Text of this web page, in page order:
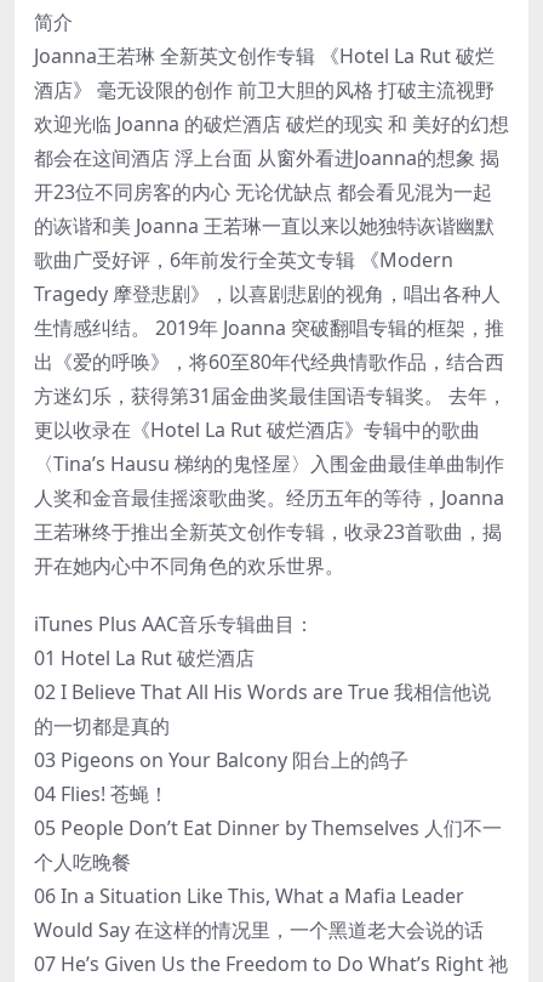
简介
Joanna王若琳 全新英文创作专辑 《Hotel La Rut 破烂
酒店》 毫无设限的创作 前卫大胆的风格 打破主流视野
欢迎光临 Joanna 的破烂酒店 破烂的现实 和 美好的幻想
都会在这间酒店 浮上台面 从窗外看进Joanna的想象 揭
开23位不同房客的内心 无论优缺点 都会看见混为一起
的诙谐和美 Joanna 王若琳一直以来以她独特诙谐幽默
歌曲广受好评，6年前发行全英文专辑 《Modern
Tragedy 摩登悲剧》，以喜剧悲剧的视角，唱出各种人
生情感纠结。 2019年 Joanna 突破翻唱专辑的框架，推
出《爱的呼唤》，将60至80年代经典情歌作品，结合西
方迷幻乐，获得第31届金曲奖最佳国语专辑奖。 去年，
更以收录在《Hotel La Rut 破烂酒店》专辑中的歌曲
〈Tina’s Hausu 梯纳的鬼怪屋〉入围金曲最佳单曲制作
人奖和金音最佳摇滚歌曲奖。经历五年的等待，Joanna
王若琳终于推出全新英文创作专辑，收录23首歌曲，揭
开在她内心中不同角色的欢乐世界。
iTunes Plus AAC音乐专辑曲目：
01 Hotel La Rut 破烂酒店
02 I Believe That All His Words are True 我相信他说
的一切都是真的
03 Pigeons on Your Balcony 阳台上的鸽子
04 Flies! 苍蝇！
05 People Don’t Eat Dinner by Themselves 人们不一
个人吃晚餐
06 In a Situation Like This, What a Mafia Leader
Would Say 在这样的情况里，一个黑道老大会说的话
07 He’s Given Us the Freedom to Do What’s Right 祂